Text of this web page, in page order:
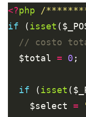
<?php
/
if (isset
  $total
= 0
if (isset
    $select
=